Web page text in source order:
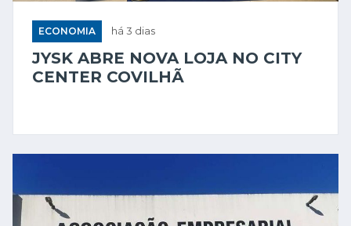
ECONOMIA há 3 dias
JYSK ABRE NOVA LOJA NO CITY
CENTER COVILHÃ